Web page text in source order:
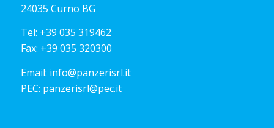
24035 Curno BG
Tel: +39 035 319462
Fax: +39 035 320300
Email: info@panzerisrl.it
PEC: panzerisrl@pec.it